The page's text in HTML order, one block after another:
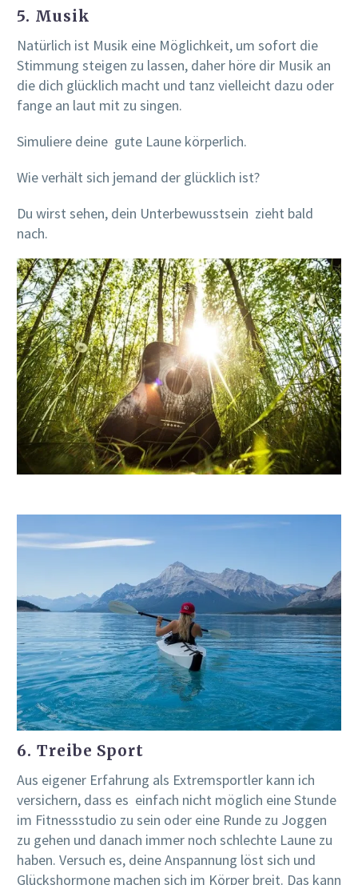
5. Musik
Natürlich ist Musik eine Möglichkeit, um sofort die
Stimmung steigen zu lassen, daher höre dir Musik an
die dich glücklich macht und tanz vielleicht dazu oder
fange an laut mit zu singen.
Simuliere deine gute Laune körperlich.
Wie verhält sich jemand der glücklich ist?
Du wirst sehen, dein Unterbewusstsein zieht bald
nach.
6. Treibe Sport
Aus eigener Erfahrung als Extremsportler kann ich
versichern, dass es einfach nicht möglich eine Stunde
im Fitnessstudio zu sein oder eine Runde zu Joggen
zu gehen und danach immer noch schlechte Laune zu
haben. Versuch es, deine Anspannung löst sich und
Glückshormone machen sich im Körper breit. Das kann